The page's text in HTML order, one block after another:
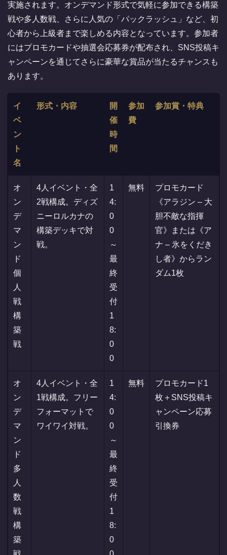
実施されます。オンデマンド形式で気軽に参加できる構築
戦や多人数戦、さらに人気の「パックラッシュ」など、初
心者から上級者まで楽しめる内容となっています。参加者
にはプロモカードや抽選会応募券が配布され、SNS投稿キ
ャンペーンを通じてさらに豪華な賞品が当たるチャンスも
あります。
イ
ベ
ン
ト
名
形式・内容
開
催
時
間
参加
費
参加賞・特典
オ
ン
デ
マ
ン
ド
個
人
戦
構
築
戦
4人イベント・全
2戦構成。ディズ
ニーロルカナの
構築デッキで対
戦。
1
4:
0
0
～
最
終
受
付
1
8:
0
0
無料
プロモカード
《アラジン – 大
胆不敵な指揮
官》または《ア
ナ – 氷をくだき
し者》からラン
ダム1枚
オ
ン
デ
マ
ン
ド
多
人
数
戦
構
築
4人イベント・全
1戦構成。フリー
フォーマットで
ワイワイ対戦。
1
4:
0
0
～
最
終
受
付
1
8:
0
無料
プロモカード1
枚＋SNS投稿キ
ャンペーン応募
引換券